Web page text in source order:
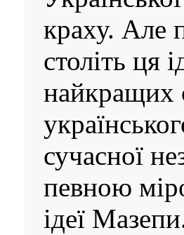
краху. Але
століть ця
найкращих
сучасної
певною
ідеї